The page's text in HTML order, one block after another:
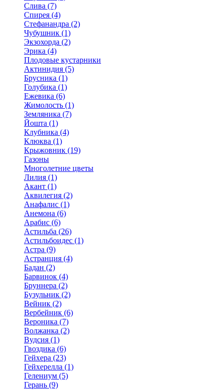
Слива (7)
Спирея (4)
Стефанандра (2)
Чубушник (1)
Экзохорда (2)
Эрика (4)
Плодовые кустарники
Актинидия (5)
Брусника (1)
Голубика (1)
Ежевика (6)
Жимолость (1)
Земляника (7)
Йошта (1)
Клубника (4)
Клюква (1)
Крыжовник (19)
Газоны
Многолетние цветы
Лилия (1)
Акант (1)
Аквилегия (2)
Анафалис (1)
Анемона (6)
Арабис (6)
Астильба (26)
Астильбоидес (1)
Астра (9)
Астранция (4)
Бадан (2)
Барвинок (4)
Бруннера (2)
Бузульник (2)
Вейник (2)
Вербейник (6)
Вероника (7)
Волжанка (2)
Вудсия (1)
Гвоздика (6)
Гейхера (23)
Гейхерелла (1)
Гелениум (5)
Герань (9)